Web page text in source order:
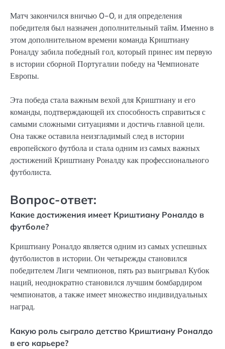
Матч закончился вничью 0-0, и для определения
победителя был назначен дополнительный тайм. Именно в
этом дополнительном времени команда Криштиану
Роналду забила победный гол, который принес им первую
в истории сборной Португалии победу на Чемпионате
Европы.
Эта победа стала важным вехой для Криштиану и его
команды, подтверждающей их способность справиться с
самыми сложными ситуациями и достичь главной цели.
Она также оставила неизгладимый след в истории
европейского футбола и стала одним из самых важных
достижений Криштиану Роналду как профессионального
футболиста.
Вопрос-ответ:
Какие достижения имеет Криштиану Роналдо в
футболе?
Криштиану Роналдо является одним из самых успешных
футболистов в истории. Он четырежды становился
победителем Лиги чемпионов, пять раз выигрывал Кубок
наций, неоднократно становился лучшим бомбардиром
чемпионатов, а также имеет множество индивидуальных
наград.
Какую роль сыграло детство Криштиану Роналдо
в его карьере?